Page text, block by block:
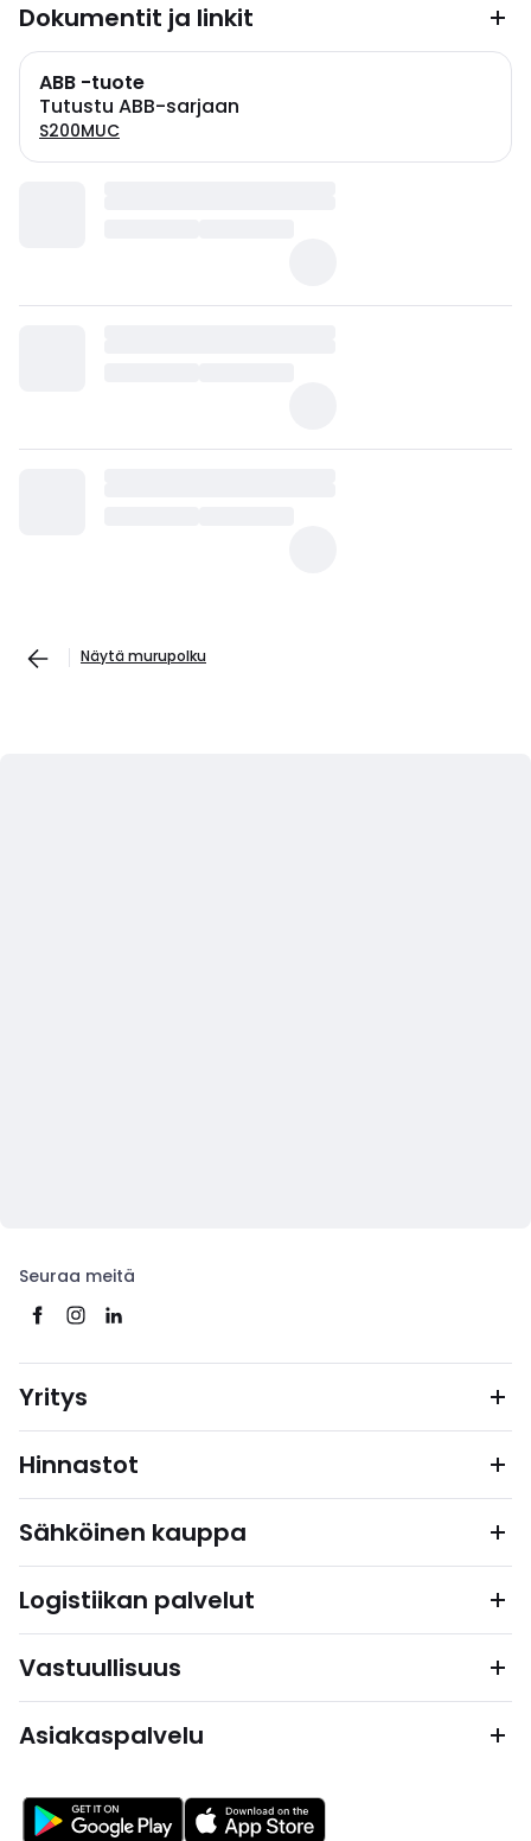
Dokumentit ja linkit
ABB -tuote
Tutustu ABB-sarjaan
S200MUC
Näytä murupolku
Seuraa meitä
Yritys
Hinnastot
Sähköinen kauppa
Logistiikan palvelut
Vastuullisuus
Asiakaspalvelu